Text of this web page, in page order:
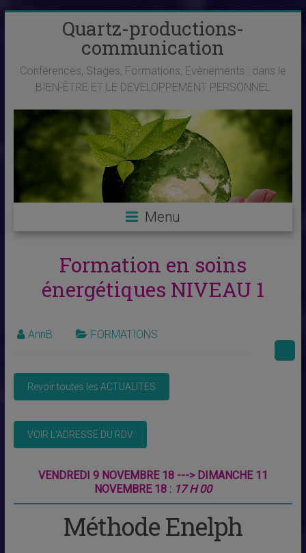
Quartz-productions-
communication
Conférences, Stages, Formations, Evènements : dans le
BIEN-ÊTRE ET LE DEVELOPPEMENT PERSONNEL
Menu
Formation en soins
énergétiques NIVEAU 1
AnnB FORMATIONS
VENDREDI 9 NOVEMBRE 18 ---> DIMANCHE 11
NOVEMBRE 18 : 17 H 00
Méthode Enelph